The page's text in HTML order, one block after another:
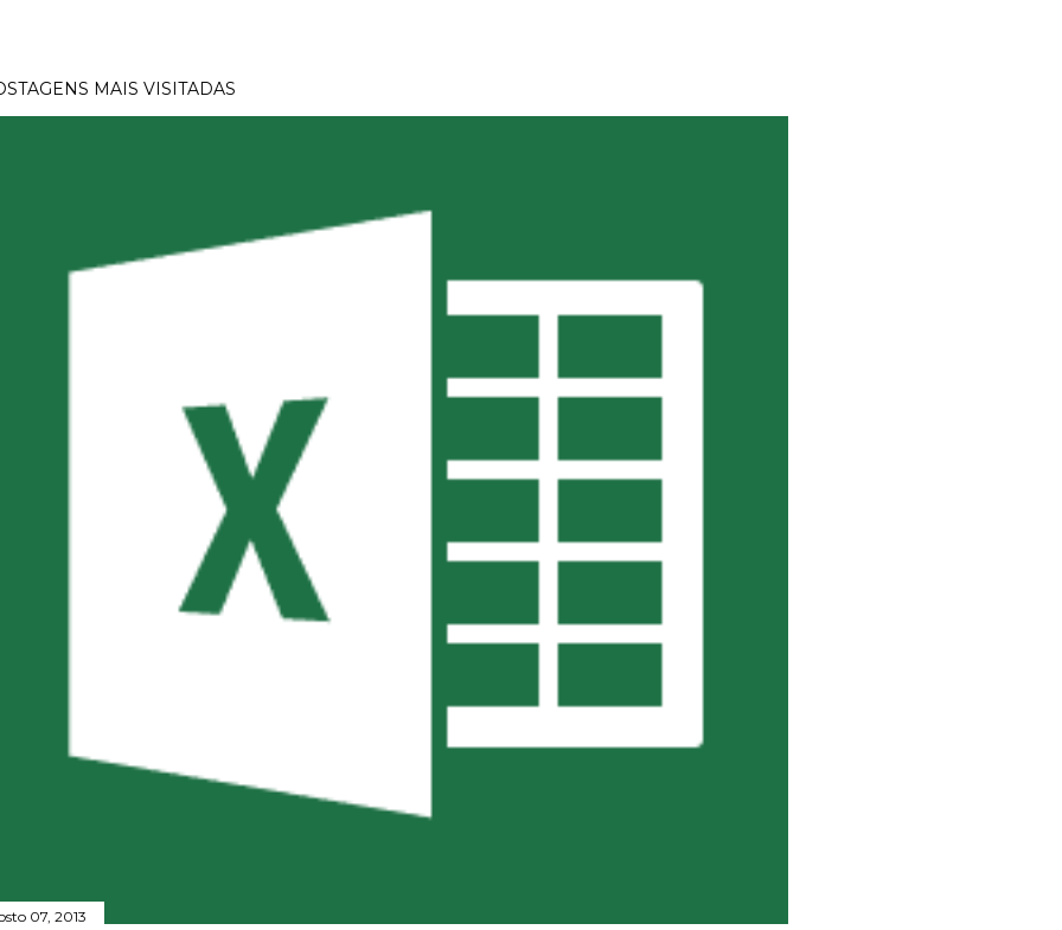
MAIS VISITADAS
07, 2013